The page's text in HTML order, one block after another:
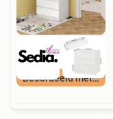
Beoordeeld met 9+